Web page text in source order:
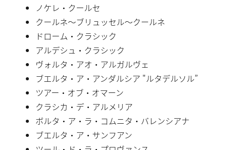
ノケレ・クールセ
クールネ〜ブリュッセル〜クールネ
ドローム・クラシック
アルデシュ・クラシック
ヴォルタ・アオ・アルガルヴェ
ブエルタ・ア・アンダルシア "ルタデルソル”
ツアー・オブ・オマーン
クラシカ・デ・アルメリア
ボルタ・ア・ラ・コムニタ・バレンシアナ
ブエルタ・ア・サンフアン